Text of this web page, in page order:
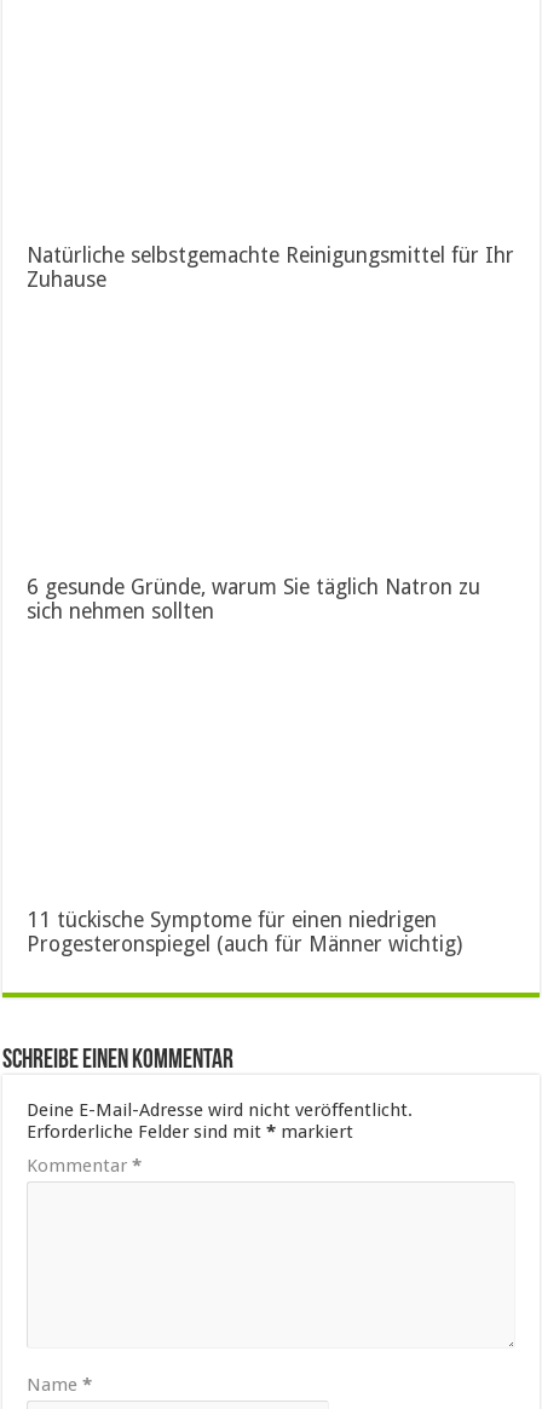
Natürliche selbstgemachte Reinigungsmittel für Ihr
Zuhause
6 gesunde Gründe, warum Sie täglich Natron zu
sich nehmen sollten
11 tückische Symptome für einen niedrigen
Progesteronspiegel (auch für Männer wichtig)
Schreibe einen Kommentar
Deine E-Mail-Adresse wird nicht veröffentlicht.
Erforderliche Felder sind mit* markiert
Kommentar*
Name*